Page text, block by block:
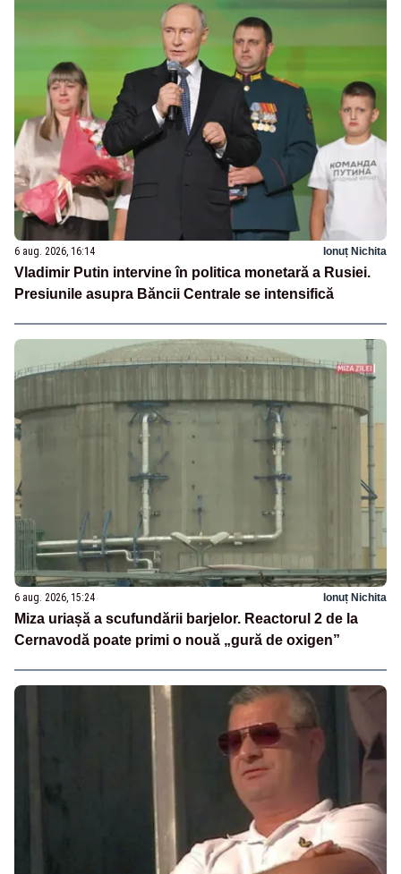
6 aug. 2026, 16:14 Ionuț Nichita
Vladimir Putin intervine în politica monetară a Rusiei.
Presiunile asupra Băncii Centrale se intensifică
6 aug. 2026, 15:24 Ionuț Nichita
Miza uriașă a scufundării barjelor. Reactorul 2 de la
Cernavodă poate primi o nouă „gură de oxigen”